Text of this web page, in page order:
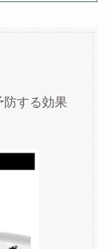
防する効果